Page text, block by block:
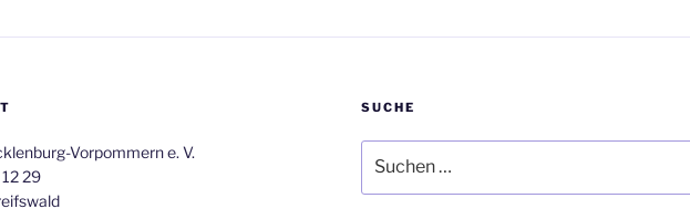
Vorpommern e. V.
29
SUCHE
nach: